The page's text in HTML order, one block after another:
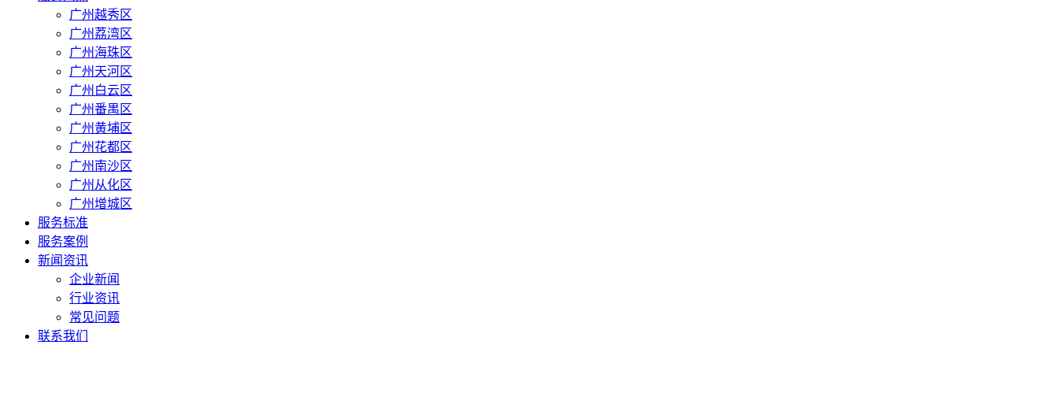
广州越秀区
广州荔湾区
广州海珠区
广州天河区
广州白云区
广州番禺区
广州黄埔区
广州花都区
广州南沙区
广州从化区
广州增城区
服务标准
服务案例
新闻资讯
企业新闻
行业资讯
常见问题
联系我们